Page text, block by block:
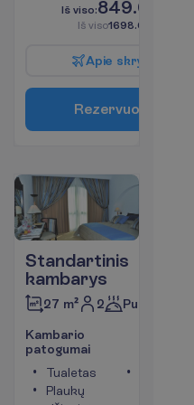
Iš viso:849.00
Iš viso1698.00
Apie skry
Rezervuo
Standartinis
kambarys
27 m² 2 Pusryčiai
Kambario
patogumai
Tualetas
Plaukų